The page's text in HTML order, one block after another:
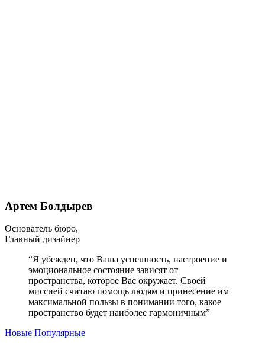
Артем Болдырев
Основатель бюро,
Главный дизайнер
“Я убежден, что Ваша успешность, настроение и
эмоциональное состояние зависят от
пространства, которое Вас окружает. Своей
миссией считаю помощь людям и принесение им
максимальной пользы в понимании того, какое
пространство будет наиболее гармоничным”
Новые Популярные